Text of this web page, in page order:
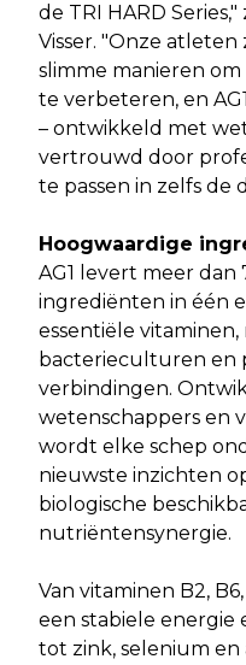
de TRI HARD
Visser. "Onze
slimme manieren
te verbeteren, en
– ontwikkeld met
vertrouwd door
te passen in zelfs de
Hoogwaardige
AG1 levert meer dan
ingrediënten in één
essentiële vitaminen,
bacterieculturen en
verbindingen.
wetenschappers en
wordt elke schep
nieuwste inzichten
biologische
nutriëntensynergie.
Van vitaminen B2,
een stabiele energie
tot zink, selenium